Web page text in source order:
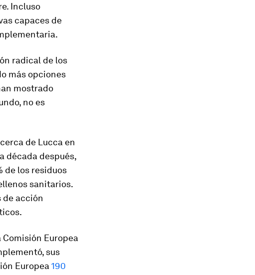
Incluso
capaces de
radical de los
más opciones
mostrado
no es
de Lucca en
década después,
de los residuos
sanitarios.
de acción
Europea
sus
Europea 190